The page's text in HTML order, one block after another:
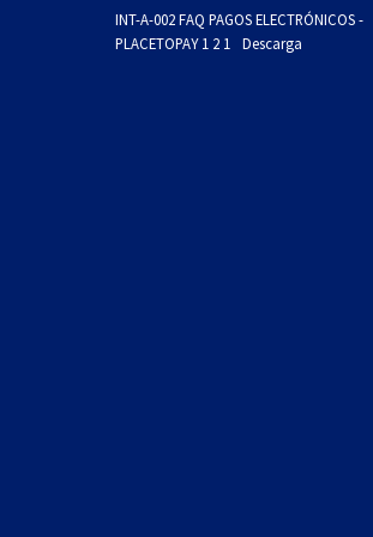
INT-A-002 FAQ PAGOS ELECTRÓNICOS -
PLACETOPAY 1 2 1
Descarga